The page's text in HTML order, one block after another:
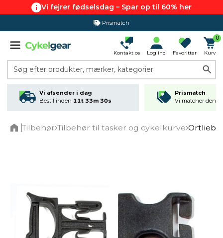
Vi fejrer fødselsdag – Spar op til 60% her
Prismatch
Kontakt os Log ind Favoritter
0
Kurv
Søg efter produkter, mærker, kategorier
Vi afsender i dag
Bestil inden 11t 33m 30s
Prismatch
Vi matcher den
Tilbehør Tilbehør til tasker og cykelkurve Ortlieb